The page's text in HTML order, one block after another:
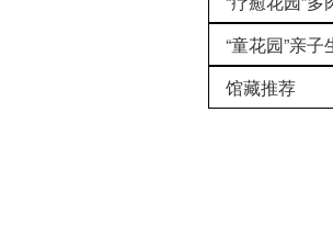
“童花园”亲
馆藏推荐